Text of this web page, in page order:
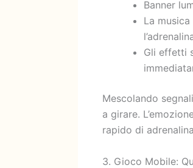
Banner
La
Gli effetti
Mescolando
a girare.
rapido di
3. Gioco Mobile: